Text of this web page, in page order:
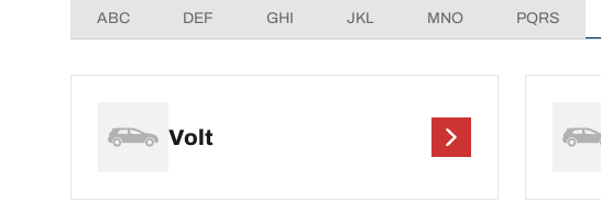
ABC DEF GHI JKL MNO PQRS
Volt